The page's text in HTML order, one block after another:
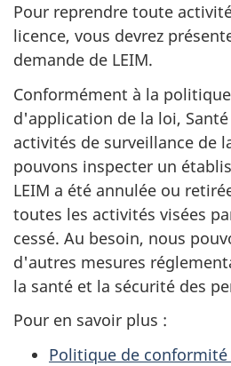
Pour reprendre toute
licence, vous devrez
demande de LEIM.
Conformément à la
d'application de la loi, Santé
activités de surveillance de
pouvons inspecter un
LEIM a été annulée ou
toutes les activités visées
cessé. Au besoin, nous
d'autres mesures
la santé et la sécurité des
Pour en savoir plus :
Politique de